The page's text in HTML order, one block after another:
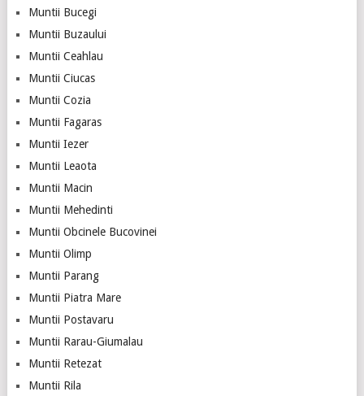
Muntii Bucegi
Muntii Buzaului
Muntii Ceahlau
Muntii Ciucas
Muntii Cozia
Muntii Fagaras
Muntii Iezer
Muntii Leaota
Muntii Macin
Muntii Mehedinti
Muntii Obcinele Bucovinei
Muntii Olimp
Muntii Parang
Muntii Piatra Mare
Muntii Postavaru
Muntii Rarau-Giumalau
Muntii Retezat
Muntii Rila